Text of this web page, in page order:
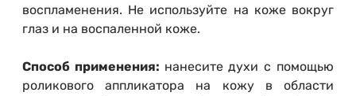
воспламенения. Не используйте на коже вокруг
глаз и на воспаленной коже.
Способ применения: нанесите духи с помощью
роликового аппликатора на кожу в области